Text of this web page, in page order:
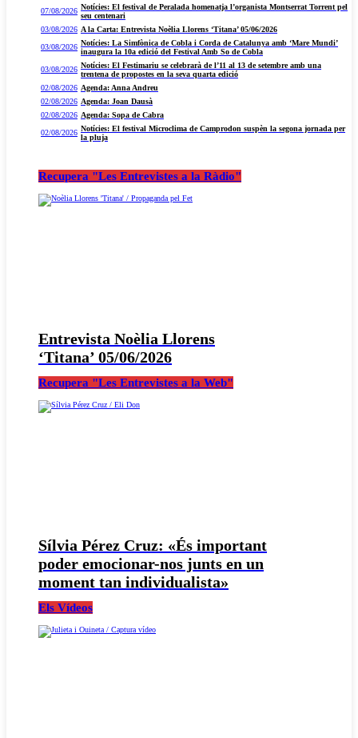
07/08/2026 Notícies: El festival de Peralada homenatja l’organista Montserrat Torrent pel
seu centenari
03/08/2026 A la Carta: Entrevista Noèlia Llorens ‘Titana’ 05/06/2026
03/08/2026 Notícies: La Simfònica de Cobla i Corda de Catalunya amb ‘Mare Mundi’
inaugura la 10a edició del Festival Amb So de Cobla
03/08/2026 Notícies: El Festimariu se celebrarà de l’11 al 13 de setembre amb una
trentena de propostes en la seva quarta edició
02/08/2026 Agenda: Anna Andreu
02/08/2026 Agenda: Joan Dausà
02/08/2026 Agenda: Sopa de Cabra
02/08/2026 Notícies: El festival Microclima de Camprodon suspèn la segona jornada per
la pluja
Recupera "Les Entrevistes a la Ràdio"
Entrevista Noèlia Llorens
‘Titana’ 05/06/2026
Recupera "Les Entrevistes a la Web"
Sílvia Pérez Cruz: «És important
poder emocionar-nos junts en un
moment tan individualista»
Els Vídeos